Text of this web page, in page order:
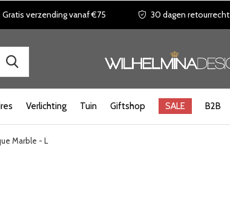
Verlichting Tuin Giftshop SALE B2B
Gratis verzending vanaf €75 30 dagen retourrecht
Marble - L